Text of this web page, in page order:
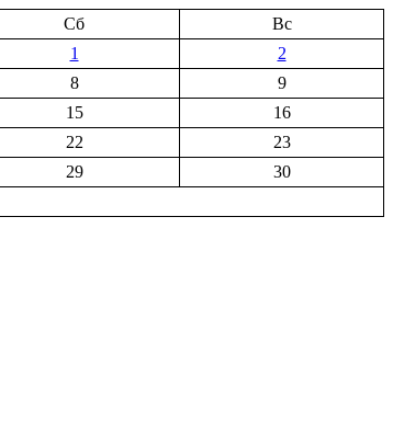
Сб
Вс
1
2
8
9
15
16
22
23
29
30